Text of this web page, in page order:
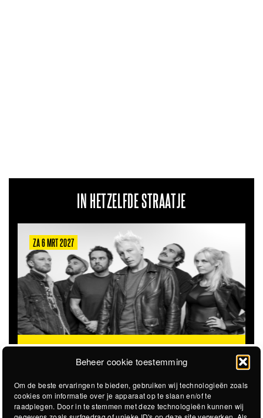
Beheer cookie toestemming
Om de beste ervaringen te bieden, gebruiken wij technologieën zoals
cookies om informatie over je apparaat op te slaan en/of te
raadplegen. Door in te stemmen met deze technologieën kunnen wij
IN HETZELFDE STRAATJE
ZA 6 MRT 2027